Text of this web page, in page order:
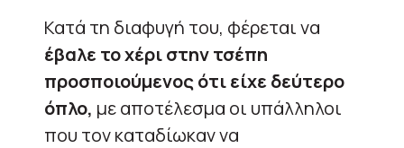
Κατά τη διαφυγή του, φέρεται να
έβαλε το χέρι στην τσέπη
προσποιούμενος ότι είχε δεύτερο
όπλο, με αποτέλεσμα οι υπάλληλοι
που τον καταδίωκαν να